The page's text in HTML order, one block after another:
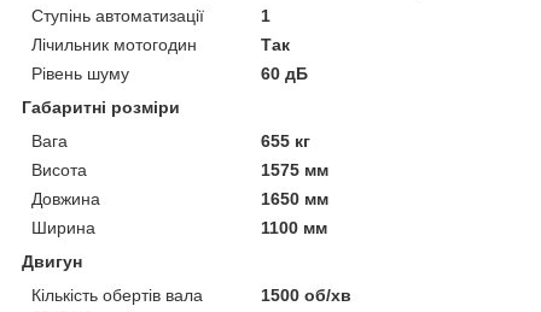
Ступінь автоматизації
1
Лічильник мотогодин
Так
Рівень шуму
60 дБ
Габаритні розміри
Вага
655 кг
Висота
1575 мм
Довжина
1650 мм
Ширина
1100 мм
Двигун
Кількість обертів вала
1500 об/хв